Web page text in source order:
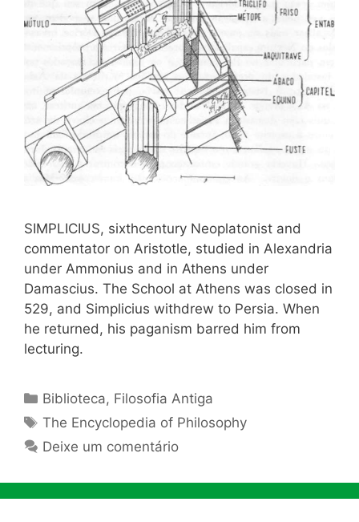
SIMPLICIUS, sixthcentury Neoplatonist and
commen­tator on Aristotle, studied in Alexandria
under Ammonius and in Athens under
Damascius. The School at Athens was closed in
529, and Simplicius withdrew to Persia. When
he returned, his paganism barred him from
lecturing.
Categorias
Biblioteca, Filosofia Antiga
Tags
The Encyclopedia of Philosophy
Deixe um comentário